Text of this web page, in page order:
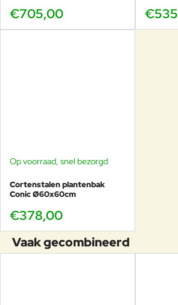
€705,00
Op voorraad, snel bezorgd
Cortenstalen plantenbak
Conic Ø60x60cm
€378,00
Vaak gecombineerd